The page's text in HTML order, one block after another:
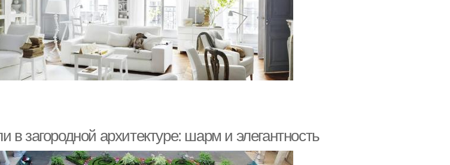
в загородной архитектуре: шарм и элегантность